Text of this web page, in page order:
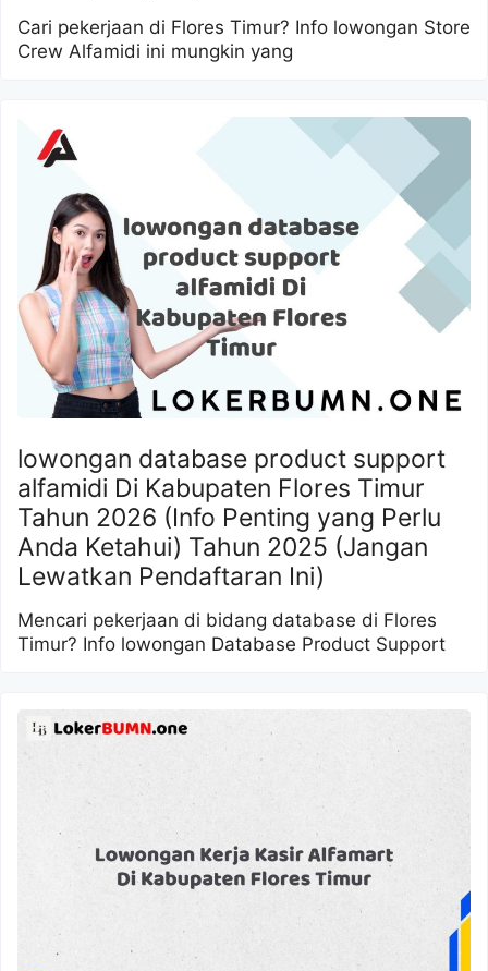
Cari pekerjaan di Flores Timur? Info lowongan Store
Crew Alfamidi ini mungkin yang
lowongan database product support
alfamidi Di Kabupaten Flores Timur
Tahun 2026 (Info Penting yang Perlu
Anda Ketahui) Tahun 2025 (Jangan
Lewatkan Pendaftaran Ini)
Mencari pekerjaan di bidang database di Flores
Timur? Info lowongan Database Product Support